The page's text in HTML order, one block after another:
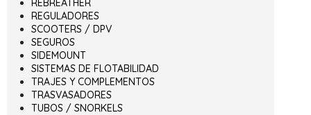
REBREATHER
REGULADORES
SCOOTERS / DPV
SEGUROS
SIDEMOUNT
SISTEMAS DE FLOTABILIDAD
TRAJES Y COMPLEMENTOS
TRASVASADORES
TUBOS / SNORKELS